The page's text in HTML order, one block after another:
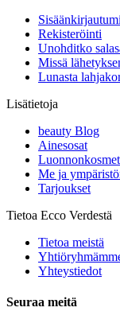
Rekisteröinti
Unohditko
Missä
Lunasta
Lisätietoja
beauty Blog
Ainesosat
Me ja
Tarjoukset
Tietoa Ecco Verdestä
Tietoa meistä
Yhteystiedot
Seuraa meitä